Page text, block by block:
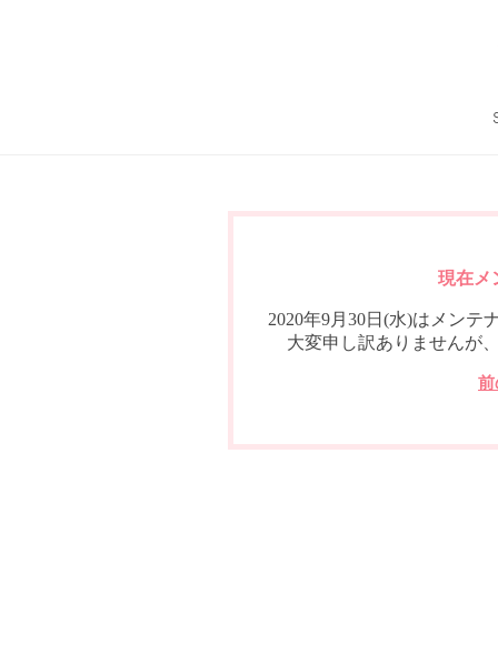
現在メ
2020年9月30日(水)はメンテ
大変申し訳ありませんが
前